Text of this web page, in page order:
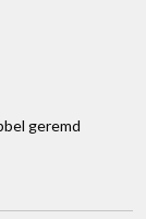
geremd